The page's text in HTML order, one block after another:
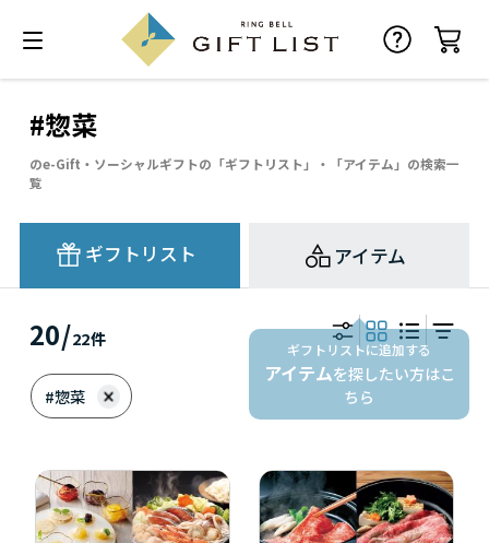
#惣菜
のe-Gift・ソーシャルギフトの「ギフトリスト」・「アイテム」の検索一
覧
ギフトリスト アイテム
ギフトリストに追加する
アイテムを探したい方はこ
ちら
20/22件
#惣菜